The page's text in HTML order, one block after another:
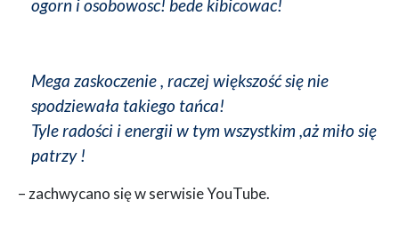
ogorn i osobowosc! bede kibicowac!
Mega zaskoczenie , raczej większość się nie
spodziewała takiego tańca!
Tyle radości i energii w tym wszystkim ,aż miło się
patrzy !
– zachwycano się w serwisie YouTube.